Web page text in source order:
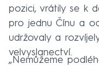
pozici, vrátily se k
pro jednu Čínu a
udržovaly a
velvyslanectví.
„Nemůžeme